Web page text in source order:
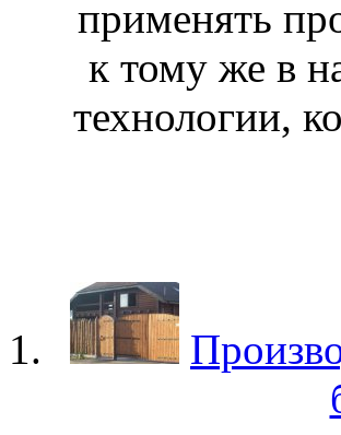
применять
к тому же в
технологии,